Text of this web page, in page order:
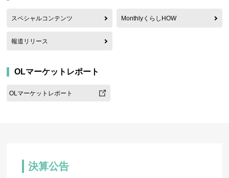
スペシャルコンテンツ MonthlyくらしHOW
報道リリース
OLマーケットレポート
OLマーケットレポート
決算公告